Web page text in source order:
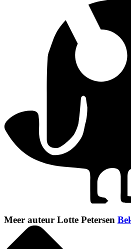
Meer auteur Lotte Petersen